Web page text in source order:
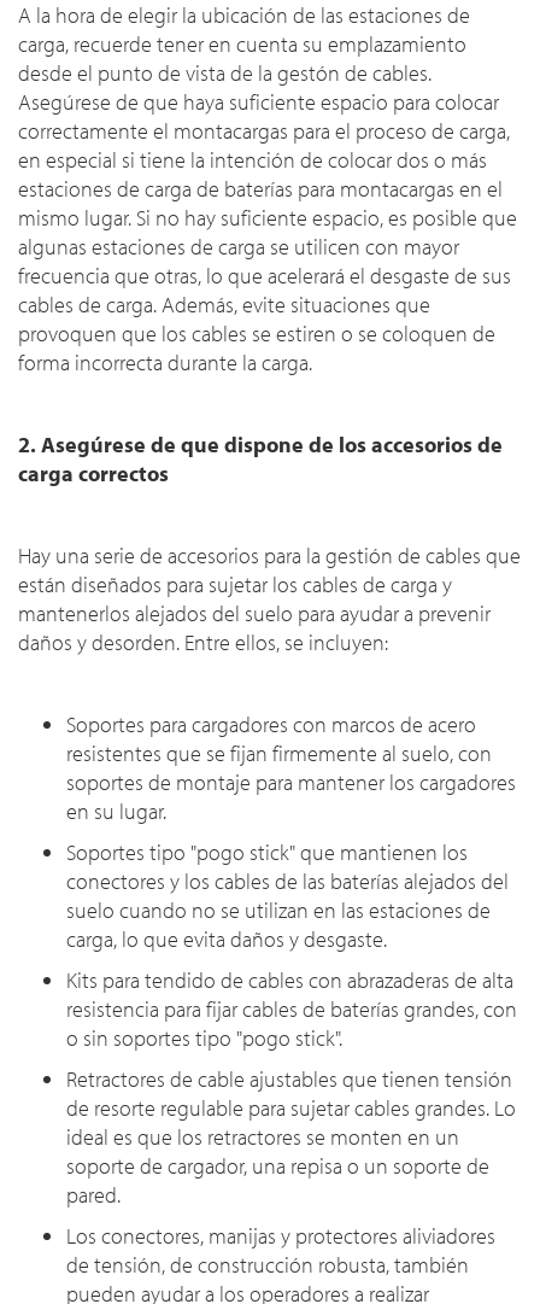
A la hora de elegir la ubicación de las estaciones de
carga, recuerde tener en cuenta su emplazamiento
desde el punto de vista de la gestón de cables.
Asegúrese de que haya suficiente espacio para colocar
correctamente el montacargas para el proceso de carga,
en especial si tiene la intención de colocar dos o más
estaciones de carga de baterías para montacargas en el
mismo lugar. Si no hay suficiente espacio, es posible que
algunas estaciones de carga se utilicen con mayor
frecuencia que otras, lo que acelerará el desgaste de sus
cables de carga. Además, evite situaciones que
provoquen que los cables se estiren o se coloquen de
forma incorrecta durante la carga.
2. Asegúrese de que dispone de los accesorios de
carga correctos
Hay una serie de accesorios para la gestión de cables que
están diseñados para sujetar los cables de carga y
mantenerlos alejados del suelo para ayudar a prevenir
daños y desorden. Entre ellos, se incluyen:
Soportes para cargadores con marcos de acero
resistentes que se fijan firmemente al suelo, con
soportes de montaje para mantener los cargadores
en su lugar.
Soportes tipo "pogo stick" que mantienen los
conectores y los cables de las baterías alejados del
suelo cuando no se utilizan en las estaciones de
carga, lo que evita daños y desgaste.
Kits para tendido de cables con abrazaderas de alta
resistencia para fijar cables de baterías grandes, con
o sin soportes tipo "pogo stick".
Retractores de cable ajustables que tienen tensión
de resorte regulable para sujetar cables grandes. Lo
ideal es que los retractores se monten en un
soporte de cargador, una repisa o un soporte de
pared.
Los conectores, manijas y protectores aliviadores
de tensión, de construcción robusta, también
pueden ayudar a los operadores a realizar